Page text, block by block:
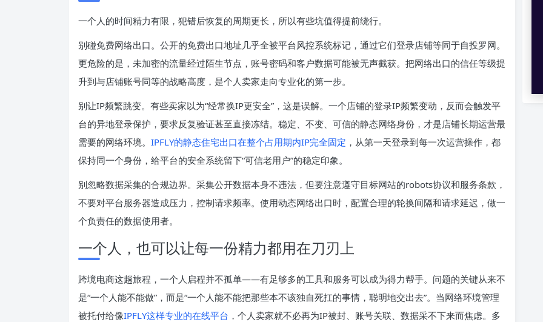
一个人的时间精力有限，犯错后恢复的周期更长，所以有些坑值得提前绕行。
别碰免费网络出口。公开的免费出口地址几乎全被平台风控系统标记，通过它们登录店铺等同于自投罗网。
更危险的是，未加密的流量经过陌生节点，账号密码和客户数据可能被无声截获。把网络出口的信任等级提
升到与店铺账号同等的战略高度，是个人卖家走向专业化的第一步。
别让IP频繁跳变。有些卖家以为“经常换IP更安全”，这是误解。一个店铺的登录IP频繁变动，反而会触发平
台的异地登录保护，要求反复验证甚至直接冻结。稳定、不变、可信的静态网络身份，才是店铺长期运营最
需要的网络环境。 IPFLY的静态住宅出口在整个占用期内IP完全固定 ，从第一天登录到每一次运营操作，都
保持同一个身份，给平台的安全系统留下“可信老用户”的稳定印象。
别忽略数据采集的合规边界。采集公开数据本身不违法，但要注意遵守目标网站的robots协议和服务条款，
不要对平台服务器造成压力，控制请求频率。使用动态网络出口时，配置合理的轮换间隔和请求延迟，做一
个负责任的数据使用者。
一个人，也可以让每一份精力都用在刀刃上
跨境电商这趟旅程，一个人启程并不孤单——有足够多的工具和服务可以成为得力帮手。问题的关键从来不
是“一个人能不能做”，而是“一个人能不能把那些本不该独自死扛的事情，聪明地交出去”。当网络环境管理
被托付给像IPFLY这样专业的在线平台 ，个人卖家就不必再为IP被封、账号关联、数据采不下来而焦虑。多